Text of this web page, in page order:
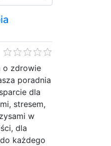
o zdrowie
poradnia
dla
stresem,
w
dla
każdego